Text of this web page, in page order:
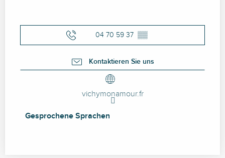
04 70 59 37 ▒▒
Kontaktieren Sie uns
vichymonamour.fr
Gesprochene Sprachen
Gesprochene Sprachen